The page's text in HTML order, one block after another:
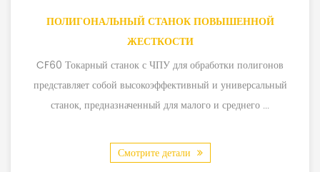
ПОЛИГОНАЛЬНЫЙ СТАНОК ПОВЫШЕННОЙ
ЖЕСТКОСТИ
CF60 Токарный станок с ЧПУ для обработки полигонов
представляет собой высокоэффективный и универсальный
станок, предназначенный для малого и среднего ...
Смотрите детали